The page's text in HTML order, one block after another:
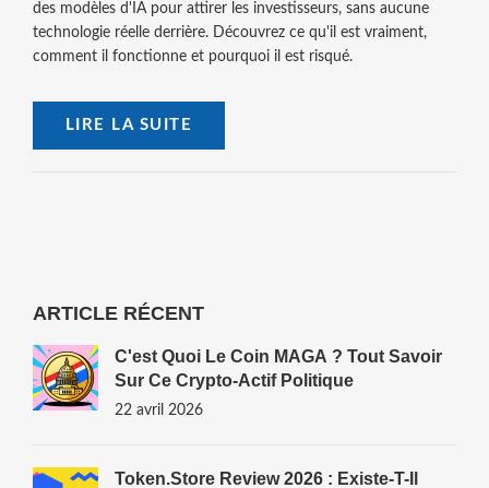
des modèles d'IA pour attirer les investisseurs, sans aucune
technologie réelle derrière. Découvrez ce qu'il est vraiment,
comment il fonctionne et pourquoi il est risqué.
LIRE LA SUITE
ARTICLE RÉCENT
C'est Quoi Le Coin MAGA ? Tout Savoir
Sur Ce Crypto-Actif Politique
22 avril 2026
Token.store Review 2026 : Existe-T-Il